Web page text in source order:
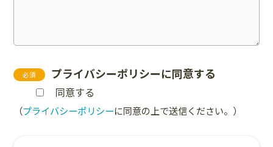
必須 プライバシーポリシーに同意する
同意する
（プライバシーポリシーに同意の上で送信ください。）